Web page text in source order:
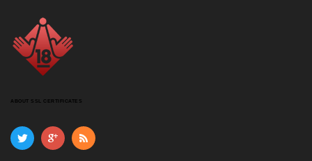
ABOUT SSL CERTIFICATES